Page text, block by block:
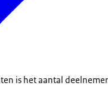
is het aantal